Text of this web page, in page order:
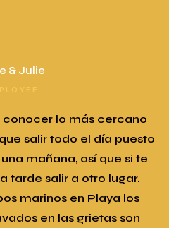
& Julie
lo más cercano
salir todo el día puesto
mañana, así que si te
tarde salir a otro lugar.
marinos en Playa los
en las grietas son